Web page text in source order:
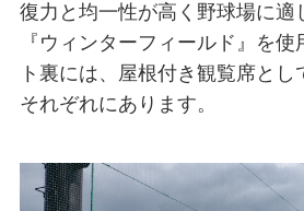
復力と均一性が高く野球場に適
『ウィンターフィールド』を
ト裏には、屋根付き観覧席と
それぞれにあります。